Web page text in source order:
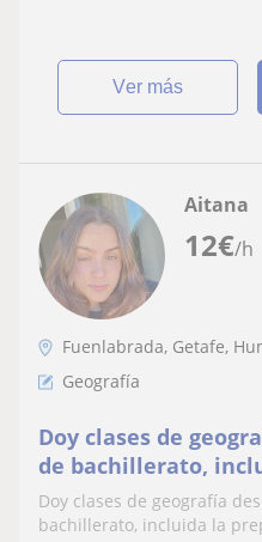
ver más
12€/h
Aitana
Fuenlabrada, Getafe,
Geografía
Doy clases de
de bachillerato,
EVAU
Doy clases de geografía
bachillerato, incluida la